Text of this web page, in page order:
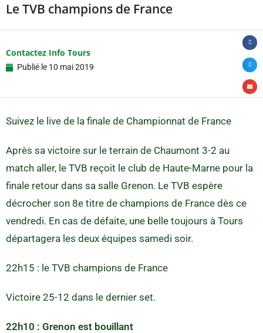
Le TVB champions de France
Contactez Info Tours
Publié le 10 mai 2019
Suivez le live de la finale de Championnat de France
Après sa victoire sur le terrain de Chaumont 3-2 au
match aller, le TVB reçoit le club de Haute-Marne pour la
finale retour dans sa salle Grenon. Le TVB espère
décrocher son 8e titre de champions de France dès ce
vendredi. En cas de défaite, une belle toujours à Tours
départagera les deux équipes samedi soir.
22h15 : le TVB champions de France
Victoire 25-12 dans le dernier set.
22h10 : Grenon est bouillant